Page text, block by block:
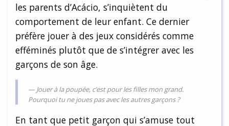
les parents d’Acácio, s’inquiètent du
comportement de leur enfant. Ce dernier
préfère jouer à des jeux considérés comme
efféminés plutôt que de s’intégrer avec les
garçons de son âge.
Jouer à la poupée, c’est pour les filles mon grand.
Pourquoi tu ne joues pas avec les autres garçons ?
En tant que petit garçon qui s’amuse tout